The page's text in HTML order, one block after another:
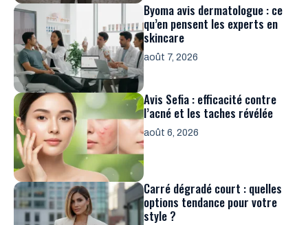
Byoma avis dermatologue : ce
qu’en pensent les experts en
skincare
août 7, 2026
Avis Sefia : efficacité contre
l’acné et les taches révélée
août 6, 2026
Carré dégradé court : quelles
options tendance pour votre
style ?